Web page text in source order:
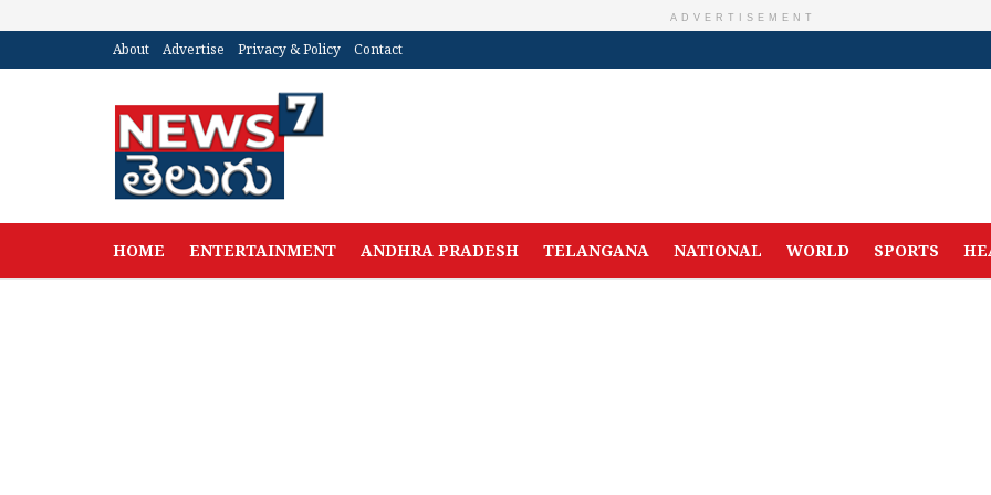
ADVERTISEMENT
About Advertise Privacy & Policy Contact
HOME ENTERTAINMENT ANDHRA PRADESH TELANGANA NATIONAL WORLD SPORTS